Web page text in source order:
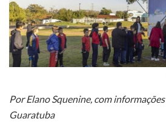
Por Elano Squenine, com
Guaratuba